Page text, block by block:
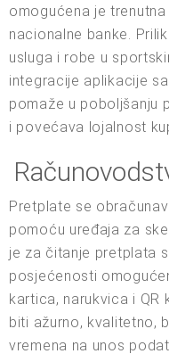
omogućena je
nacionalne banke.
usluga i robe u
integracije aplikacije
pomaže u poboljšanju
i povećava lojalnost
Pretplate se
pomoću uređaja za
je za čitanje pretplata
posjećenosti
kartica, narukvica i
biti ažurno, kvalitetno,
vremena na unos